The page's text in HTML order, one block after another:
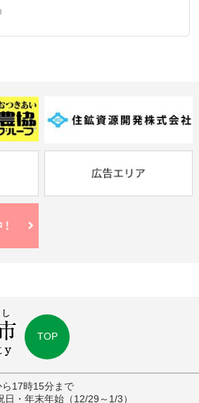
TOP
17時15分まで
・年末年始（12/29～1/3）